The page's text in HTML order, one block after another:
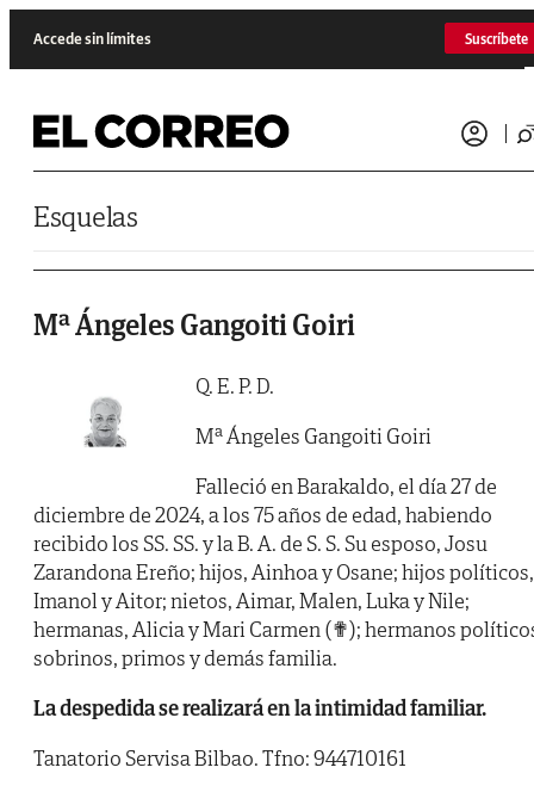
Accede sin límites Suscríbete
Esquelas
Mª Ángeles Gangoiti Goiri
Q. E. P. D.
Mª Ángeles Gangoiti Goiri
Falleció en Barakaldo, el día 27 de
diciembre de 2024, a los 75 años de edad, habiendo
recibido los SS. SS. y la B. A. de S. S. Su esposo, Josu
Zarandona Ereño; hijos, Ainhoa y Osane; hijos políticos,
Imanol y Aitor; nietos, Aimar, Malen, Luka y Nile;
hermanas, Alicia y Mari Carmen (✟); hermanos
sobrinos, primos y demás familia.
La despedida se realizará en la intimidad familiar.
Tanatorio Servisa Bilbao. Tfno: 944710161